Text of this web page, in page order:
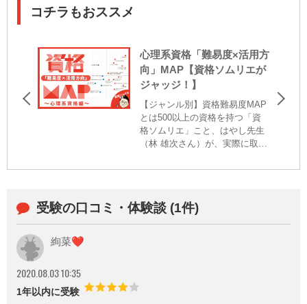
コチラもおススメ
心理系資格「難易度×活用方
向」MAP【資格ソムリエが
ジャッジ！】
【ジャンル別】資格難易度MAP
とは500以上の資格を持つ「資
格ソムリエ」こと、はやし先生
（林 雄次さん）が、実際に取得
心理系ジャンルでは、「難易
受験しようか迷っているとき
受験の口コミ・体験談 (1件)
絢菜❤️
2020.08.03 10:35
1年以内に受験